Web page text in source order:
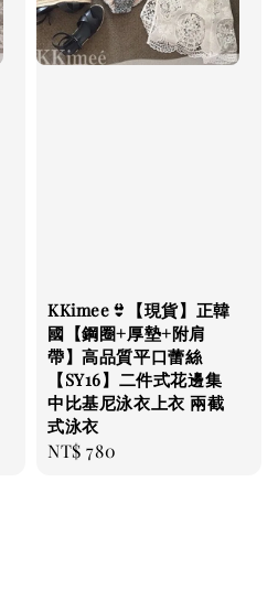
KKimee👙【現貨】正韓
國【鋼圈+厚墊+附肩
帶】高品質平口蕾絲
【SY16】二件式花邊集
中比基尼泳衣上衣 兩截
式泳衣
Regular
NT$ 780